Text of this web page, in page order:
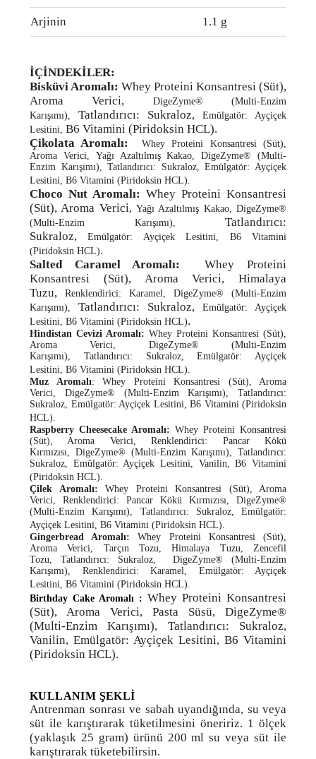
Arjinin 1.1 g
İÇİNDEKİLER:
Bisküvi Aromalı: Whey Proteini Konsantresi (Süt),
Aroma Verici,
DigeZyme® (Multi-Enzim
Karışımı), Tatlandırıcı: Sukraloz,
Emülgatör: Ayçiçek
Lesitini, B6 Vitamini (Piridoksin HCL).
Çikolata Aromalı:
Whey Proteini Konsantresi (Süt),
Aroma Verici, Yağı Azaltılmış Kakao, DigeZyme® (Multi-
Enzim Karışımı), Tatlandırıcı: Sukraloz, Emülgatör: Ayçiçek
Lesitini, B6 Vitamini (Piridoksin HCL).
Choco Nut Aromalı: Whey Proteini Konsantresi
(Süt), Aroma Verici, Yağı Azaltılmış Kakao, DigeZyme®
(Multi-Enzim Karışımı), Tatlandırıcı:
Sukraloz,Emülgatör: Ayçiçek Lesitini, B6 Vitamini
(Piridoksin HCL).
Salted Caramel Aromalı:
Whey Proteini
Konsantresi (Süt), Aroma Verici, Himalaya
Tuzu,
Renklendirici: Karamel, DigeZyme® (Multi-Enzim
Karışımı), Tatlandırıcı: Sukraloz,
Emülgatör: Ayçiçek
Lesitini, B6 Vitamini (Piridoksin HCL).
Hindistan Cevizi Aromalı: Whey Proteini Konsantresi (Süt),
Aroma Verici, DigeZyme® (Multi-Enzim
Karışımı), Tatlandırıcı: Sukraloz, Emülgatör: Ayçiçek
Lesitini, B6 Vitamini (Piridoksin HCL).
Muz Aromalı: Whey Proteini Konsantresi (Süt), Aroma
Verici, DigeZyme® (Multi-Enzim Karışımı), Tatlandırıcı:
Sukraloz, Emülgatör: Ayçiçek Lesitini, B6 Vitamini (Piridoksin
HCL).
Raspberry Cheesecake Aromalı: Whey Proteini Konsantresi
(Süt), Aroma Verici, Renklendirici: Pancar Kökü
Kırmızısı, DigeZyme® (Multi-Enzim Karışımı), Tatlandırıcı:
Sukraloz, Emülgatör: Ayçiçek Lesitini, Vanilin, B6 Vitamini
(Piridoksin HCL).
Çilek Aromalı: Whey Proteini Konsantresi (Süt), Aroma
Verici, Renklendirici: Pancar Kökü Kırmızısı, DigeZyme®
(Multi-Enzim Karışımı), Tatlandırıcı: Sukraloz, Emülgatör:
Ayçiçek Lesitini, B6 Vitamini (Piridoksin HCL).
Gingerbread Aromalı:Whey Proteini Konsantresi (Süt),
Aroma Verici, Tarçın Tozu, Himalaya Tuzu, Zencefil
Tozu, Tatlandırıcı: Sukraloz, DigeZyme® (Multi-Enzim
Karışımı), Renklendirici: Karamel, Emülgatör: Ayçiçek
Lesitini, B6 Vitamini (Piridoksin HCL).
Birthday Cake Aromalı : Whey Proteini Konsantresi
(Süt), Aroma Verici, Pasta Süsü, DigeZyme®
(Multi-Enzim Karışımı), Tatlandırıcı: Sukraloz,
Vanilin, Emülgatör: Ayçiçek Lesitini, B6 Vitamini
(Piridoksin HCL).
KULLANIM ŞEKLİ
Antrenman sonrası ve sabah uyandığında, su veya
süt ile karıştırarak tüketilmesini öneririz. 1 ölçek
(yaklaşık 25 gram) ürünü 200 ml su veya süt ile
karıştırarak tüketebilirsin.